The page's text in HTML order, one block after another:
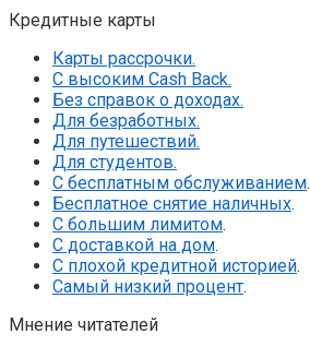
Кредитные карты
Карты рассрочки.
С высоким Cash Back.
Без справок о доходах.
Для безработных.
Для путешествий.
Для студентов.
С бесплатным обслуживанием.
Бесплатное снятие наличных.
С большим лимитом.
С доставкой на дом.
С плохой кредитной историей.
Самый низкий процент.
Мнение читателей